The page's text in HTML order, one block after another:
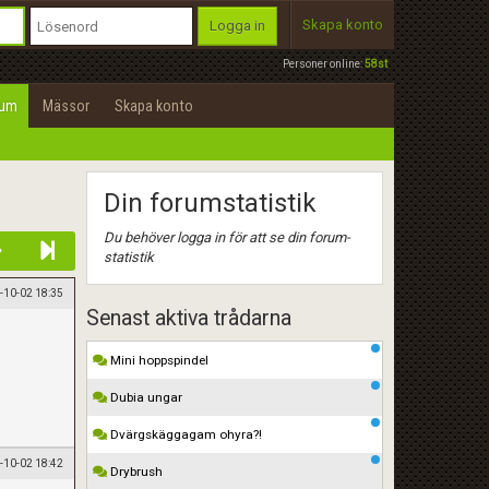
Personer online:58st
Logga in Skapa konto
Mässor Skapa konto
10-02 18:35
10-02 18:42
Din forumstatistik
Du behöver logga in för att se din forum-
statistik
Senast aktiva trådarna
Mini hoppspindel
Dubia ungar
Dvärgskäggagam ohyra?!
Drybrush